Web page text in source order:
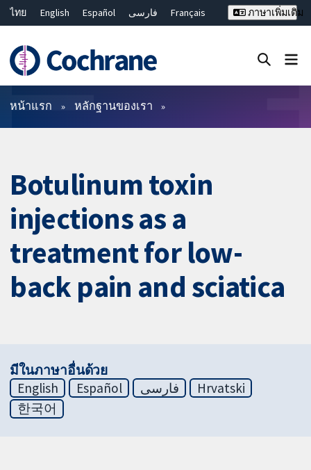
ไทย English Español فارسی
Français
Bahasa Malaysia
繁體中文 简体中文
ภาษาเพิ่มเติม
ตัวกรอง
หน้าแรก หลักฐานของเรา
Botulinum toxin
injections as a
treatment for low-
back pain and sciatica
มีในภาษาอื่นด้วย
English
Español فارسی
Hrvatski
한국어